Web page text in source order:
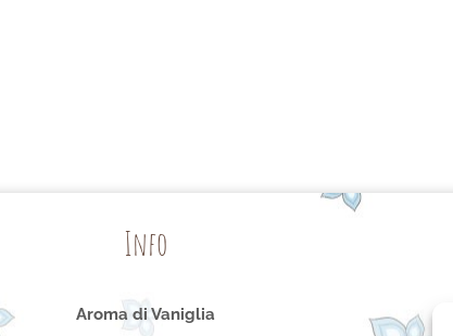
Info
Aroma di Vaniglia